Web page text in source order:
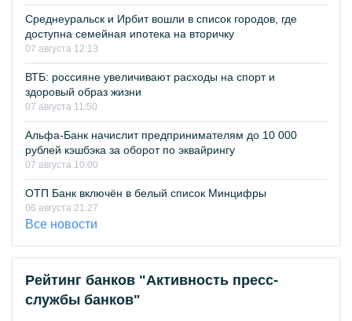
Среднеуральск и Ирбит вошли в список городов, где
доступна семейная ипотека на вторичку
07 августа 12:13
ВТБ: россияне увеличивают расходы на спорт и
здоровый образ жизни
07 августа 11:50
Альфа-Банк начислит предпринимателям до 10 000
рублей кэшбэка за оборот по эквайрингу
07 августа 10:00
ОТП Банк включён в белый список Минцифры
06 августа 21:27
Все новости
Рейтинг банков "Активность пресс-
службы банков"